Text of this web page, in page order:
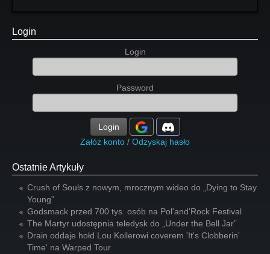
Login
Login
Password
Login
Załóż konto / Odzyskaj hasło
Ostatnie Artykuły
Crush of Souls z nowym, mrocznym wideo do „Dying to Stay
Young”
Godsmack przed 700 tys. osób na Pol'and'Rock Festival
The Martyr udostępnia teledysk do „Under the Bell Jar”
Drain oddaje hołd Lou Kollerowi coverem 'It's Clobberin'
Time' na Warped Tour